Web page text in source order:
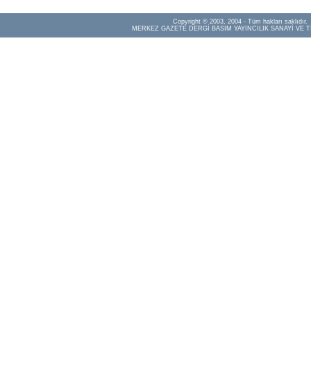
Copyright © 2003, 2004 - Tüm hakları saklıdır.
MERKEZ GAZETE DERGİ BASIM YAYINCILIK SANAYİ VE